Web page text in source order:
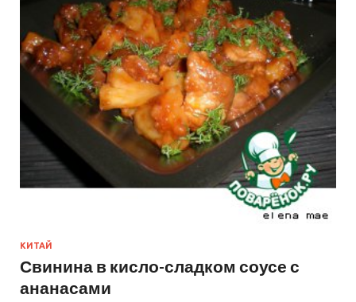
КИТАЙ
Свинина в кисло-сладком соусе с
ананасами